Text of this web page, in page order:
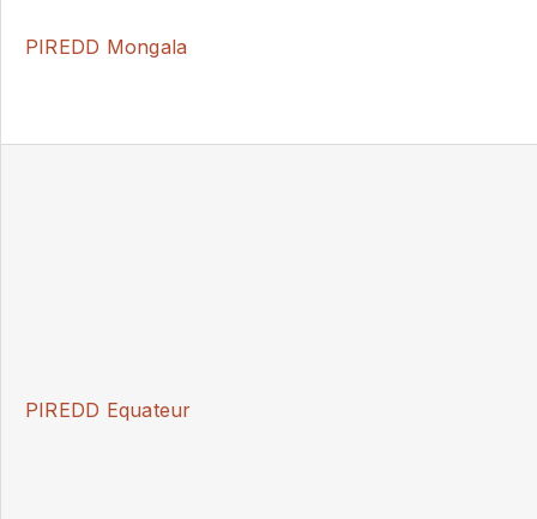
PIREDD Mongala
PIREDD Equateur